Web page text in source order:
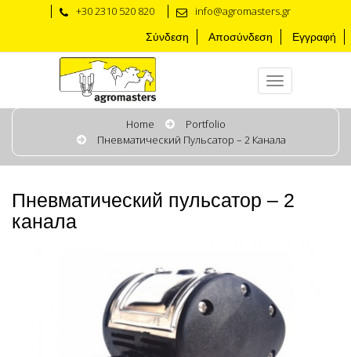
+30 2310 520 820 info@agromasters.gr
Σύνδεση Αποσύνδεση Εγγραφή
Home
Portfolio
Пневматический Пульсатор – 2 Канала
Пневматический пульсатор – 2
канала